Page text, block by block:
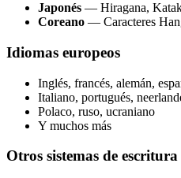
Japonés — Hiragana,
Coreano — Caracteres
Idiomas europeos
Inglés, francés, alemán,
Italiano, portugués,
Polaco, ruso, ucraniano
Y muchos más
Otros sistemas de escritura